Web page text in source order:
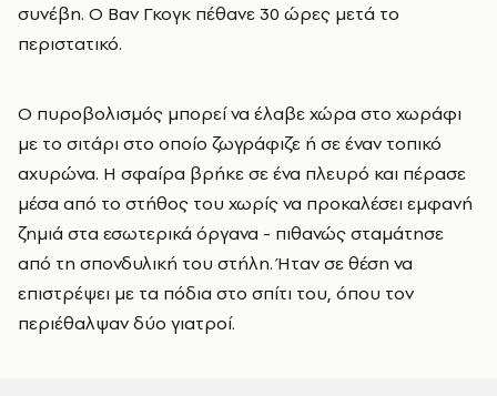
συνέβη. Ο Βαν Γκογκ πέθανε 30 ώρες μετά το
περιστατικό.
Ο πυροβολισμός μπορεί να έλαβε χώρα στο χωράφι
με το σιτάρι στο οποίο ζωγράφιζε ή σε έναν τοπικό
αχυρώνα. Η σφαίρα βρήκε σε ένα πλευρό και πέρασε
μέσα από το στήθος του χωρίς να προκαλέσει εμφανή
ζημιά στα εσωτερικά όργανα - πιθανώς σταμάτησε
από τη σπονδυλική του στήλη. Ήταν σε θέση να
επιστρέψει με τα πόδια στο σπίτι του, όπου τον
περιέθαλψαν δύο γιατροί.